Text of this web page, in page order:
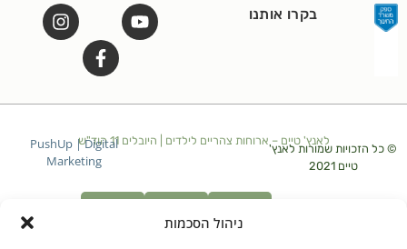
ניהול הסכמות
בקרו אותנו
לאנץ' טיים – ארוחות צהריים לילדים | היובלים 11 הוד"ש
© כל הזכויות שמורות לאנץ'
טיים 2021
PushUp | Digital
Marketing